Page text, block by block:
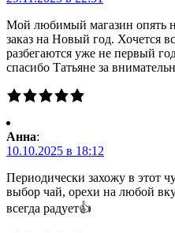
Мой любимый магазин опять
заказ на Новый год. Хочется
разбегаются уже не первый
спасибо Татьяне за
Анна:
10.10.2025 в 18:12
Периодически захожу в этот
выбор чай, орехи на любой
всегда радует👍